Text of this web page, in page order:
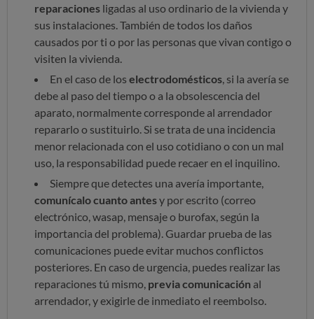
reparaciones ligadas al uso ordinario de la vivienda y
sus instalaciones. También de todos los daños
causados por ti o por las personas que vivan contigo o
visiten la vivienda.
En el caso de los electrodomésticos , si la avería se
debe al paso del tiempo o a la obsolescencia del
aparato, normalmente corresponde al arrendador
repararlo o sustituirlo. Si se trata de una incidencia
menor relacionada con el uso cotidiano o con un mal
uso, la responsabilidad puede recaer en el inquilino.
Siempre que detectes una avería importante,
comunícalo cuanto antesy por escrito (correo
electrónico, wasap, mensaje o burofax, según la
importancia del problema). Guardar prueba de las
comunicaciones puede evitar muchos conflictos
posteriores. En caso de urgencia, puedes realizar las
reparaciones tú mismo, previa comunicación al
arrendador, y exigirle de inmediato el reembolso.